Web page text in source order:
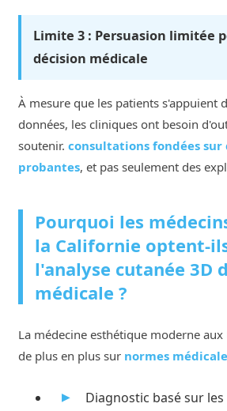
Limite 3 : Persuasion limitée
décision médicale
À mesure que les patients s'appuient
données, les cliniques ont besoin
soutenir. consultations fondées sur
probantes, et pas seulement des
Pourquoi les
la Californie optent-
l'analyse cutanée 3D
médicale ?
La médecine esthétique moderne aux
de plus en plus sur normes
Diagnostic basé sur